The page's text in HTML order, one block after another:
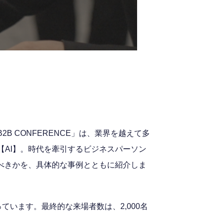
CONFERENCE」は、業界を越えて多
】。時代を牽引するビジネスパーソン
かを、具体的な事例とともに紹介しま
います。最終的な来場者数は、2,000名